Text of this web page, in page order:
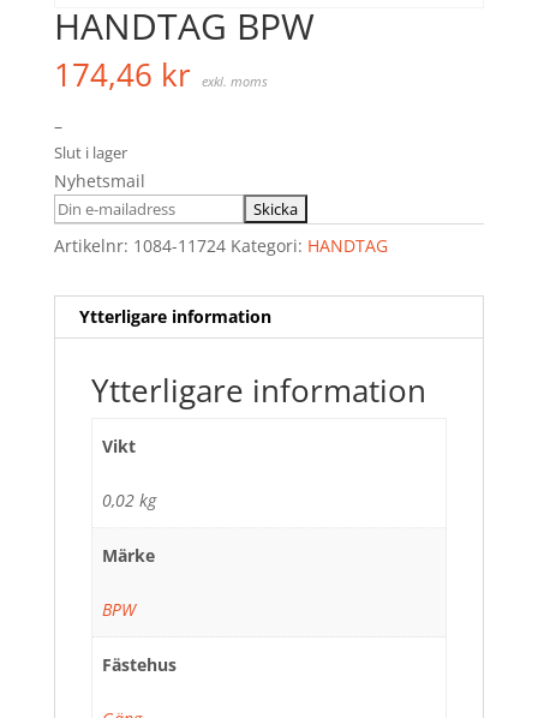
HANDTAG BPW
174,46 kr exkl. moms
–
Slut i lager
Nyhetsmail
Artikelnr: 1084-11724 Kategori: HANDTAG
Ytterligare information
Ytterligare information
Vikt
0,02 kg
Märke
BPW
Fästehus